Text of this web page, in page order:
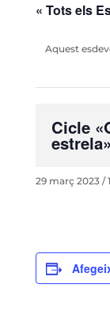
« Tots els
Aquest
Cicle
29 març 2023 /